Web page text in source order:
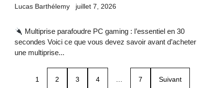
Lucas Barthélemy juillet 7, 2026
Multiprise parafoudre PC gaming : l’essentiel en 30
secondes Voici ce que vous devez savoir avant d’acheter
une multiprise...
1 2 3 4 … 7 Suivant